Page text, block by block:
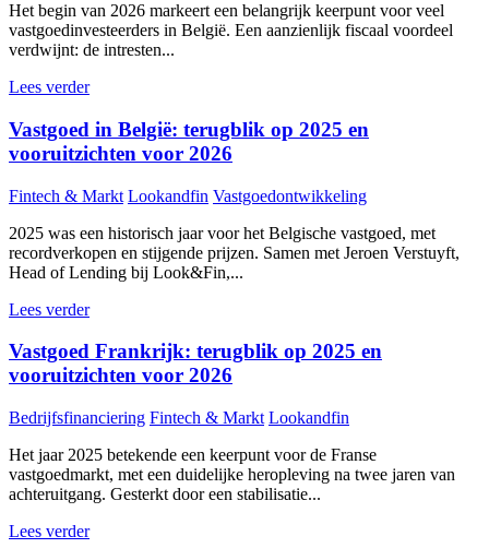
Het begin van 2026 markeert een belangrijk keerpunt voor veel
vastgoedinvesteerders in België. Een aanzienlijk fiscaal voordeel
verdwijnt: de intresten...
Lees verder
Vastgoed in België: terugblik op 2025 en
vooruitzichten voor 2026
Fintech & Markt Lookandfin Vastgoedontwikkeling
2025 was een historisch jaar voor het Belgische vastgoed, met
recordverkopen en stijgende prijzen. Samen met Jeroen Verstuyft,
Head of Lending bij Look&Fin,...
Lees verder
Vastgoed Frankrijk: terugblik op 2025 en
vooruitzichten voor 2026
Bedrijfsfinanciering Fintech & Markt Lookandfin
Het jaar 2025 betekende een keerpunt voor de Franse
vastgoedmarkt, met een duidelijke heropleving na twee jaren van
achteruitgang. Gesterkt door een stabilisatie...
Lees verder